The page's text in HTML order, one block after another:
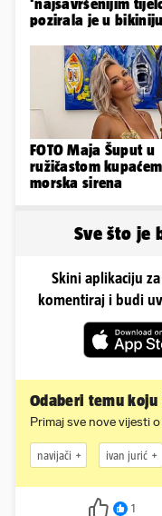
'najsavršenijim
pozirala je u
obline...
FOTO Maja Šuput u
ružičastom
morska sirena
Sve što je
Skini aplikaciju
komentiraj i budi
Odaberi temu
Primaj sve nove vijesti
navijači ivan jurić
1